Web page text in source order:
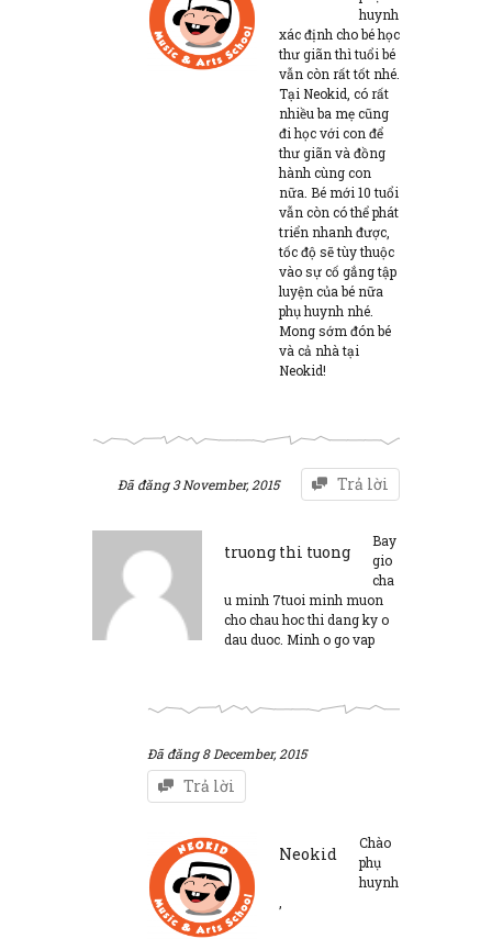
huynh
xác định cho bé học
thư giãn thì tuổi bé
vẫn còn rất tốt nhé.
Tại Neokid, có rất
nhiều ba mẹ cũng
đi học với con để
thư giãn và đồng
hành cùng con
nữa. Bé mới 10 tuổi
vẫn còn có thể phát
triển nhanh được,
tốc độ sẽ tùy thuộc
vào sự cố gắng tập
luyện của bé nữa
phụ huynh nhé.
Mong sớm đón bé
và cả nhà tại
Neokid!
Đã đăng3 November, 2015 Trả lời
truong thi tuong
Bay
gio
cha
u minh 7tuoi minh muon
cho chau hoc thi dang ky o
dau duoc. Minh o go vap
Đã đăng8 December, 2015
Trả lời
Neokid
Chào
phụ
huynh